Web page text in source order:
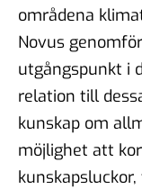
områdena
Novus
utgångspunkt i
relation till
kunskap om
möjlighet att